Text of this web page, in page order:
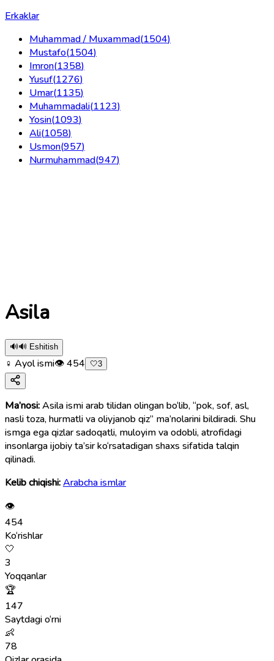
Erkaklar
Muhammad / Muxammad(1504)
Mustafo(1504)
Imron(1358)
Yusuf(1276)
Umar(1135)
Muhammadali(1123)
Yosin(1093)
Ali(1058)
Usmon(957)
Nurmuhammad(947)
Asila
🔊🔊 Eshitish
♀ Ayol ismi👁454 🤍3
Ma’nosi:Asila ismi arab tilidan olingan bo‘lib, “pok, sof, asl,
nasli toza, hurmatli va oliyjanob qiz” ma’nolarini bildiradi. Shu
ismga ega qizlar sadoqatli, muloyim va odobli, atrofidagi
insonlarga ijobiy ta’sir ko‘rsatadigan shaxs sifatida talqin
qilinadi.
Kelib chiqishi:Arabcha ismlar
👁
454
Ko‘rishlar
🤍
3
Yoqqanlar
🏆
147
Saytdagi o‘rni
👶
78